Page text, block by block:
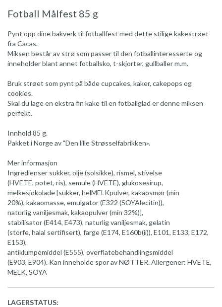
Fotball Målfest 85 g
Pynt opp dine bakverk til fotballfest med dette stilige kakestrøet
fra Cacas.
Miksen består av strø som passer til den fotballinteresserte og
inneholder blant annet fotballsko, t-skjorter, gullballer m.m.
Bruk strøet som pynt på både cupcakes, kaker, cakepops og
cookies.
Skal du lage en ekstra fin kake til en fotballglad er denne miksen
perfekt.
Innhold 85 g.
Pakket i Norge av "Den lille Strøsselfabrikken».
Mer informasjon
Ingredienser sukker, olje (solsikke), rismel, stivelse
(HVETE, potet, ris), semule (HVETE), glukosesirup,
melkesjokolade [sukker, helMELKpulver, kakaosmør (min
20%), kakaomasse, emulgator (E322 (SOYAlecitin)),
naturlig vaniljesmak, kakaopulver (min 32%)],
stabilisator (E414, E473), naturlig vaniljesmak, gelatin
(storfe, halal sertifisert), farge (E174, E160b(ii)), E101, E133, E172,
E153),
antiklumpemiddel (E555), overflatebehandlingsmiddel
(E903, E904). Kan inneholde spor av NØTTER. Allergener: HVETE,
MELK, SOYA
LAGERSTATUS: